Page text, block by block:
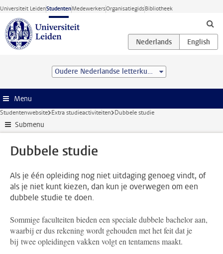
Ga direct naar de inhoud
Universiteit LeidenStudentenMedewerkersOrganisatiegidsBibliotheek
Oudere Nederlandse letterkunde (MA)
Menu
Studentenwebsite Extra studieactiviteiten Dubbele studie
Submenu
Dubbele studie
Als je één opleiding nog niet uitdaging genoeg vindt, of
als je niet kunt kiezen, dan kun je overwegen om een
dubbele studie te doen.
Sommige faculteiten bieden een speciale dubbele bachelor aan,
waarbij er dus rekening wordt gehouden met het feit dat je
bij twee opleidingen vakken volgt en tentamens maakt.